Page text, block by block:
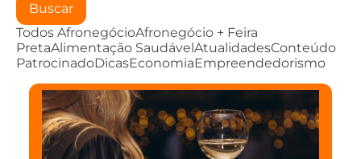
Buscar
Todos AfronegócioAfronegócio + Feira
PretaAlimentação SaudávelAtualidadesConteúdo
PatrocinadoDicasEconomiaEmpreendedorismo